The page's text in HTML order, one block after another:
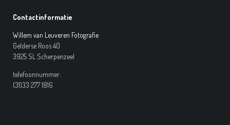
Contactinformatie
Willem van Leuveren Fotografie
Gelderse Roos 40
3925 SL Scherpenzeel
telefoonnummer:
(31)33 277 1816